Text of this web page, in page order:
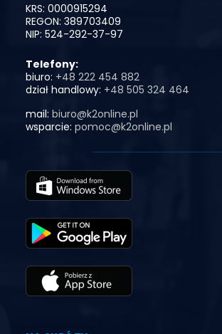
KRS: 0000915294
REGON: 389703409
NIP: 524-292-37-97
Telefony:
biuro: +48 222 454 882
dział handlowy: +48 505 324 464
mail: biuro@k2online.pl
wsparcie: pomoc@k2online.pl